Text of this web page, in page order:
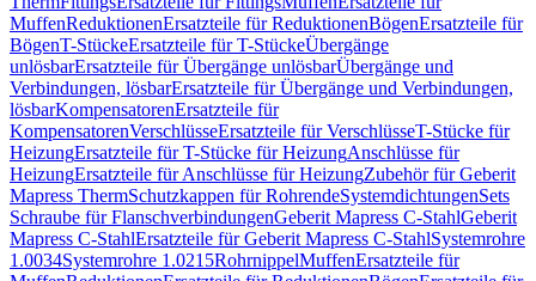
MuffenReduktionenErsatzteile für ReduktionenBögenErsatzteile für
BögenT-StückeErsatzteile für T-StückeÜbergänge
unlösbarErsatzteile für Übergänge unlösbarÜbergänge und
Verbindungen, lösbarErsatzteile für Übergänge und Verbindungen,
lösbarKompensatorenErsatzteile für
KompensatorenVerschlüsseErsatzteile für VerschlüsseT-Stücke für
HeizungErsatzteile für T-Stücke für HeizungAnschlüsse für
HeizungErsatzteile für Anschlüsse für HeizungZubehör für Geberit
Mapress ThermSchutzkappen für RohrendeSystemdichtungenSets
Schraube für FlanschverbindungenGeberit Mapress C-StahlGeberit
Mapress C-StahlErsatzteile für Geberit Mapress C-StahlSystemrohre
1.0034Systemrohre 1.0215RohrnippelMuffenErsatzteile für